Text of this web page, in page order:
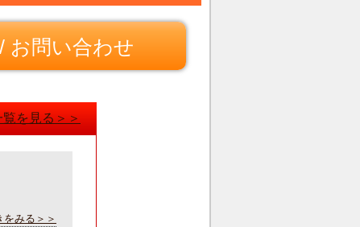
お問い合わせ
覧を見る＞＞
をみる＞＞